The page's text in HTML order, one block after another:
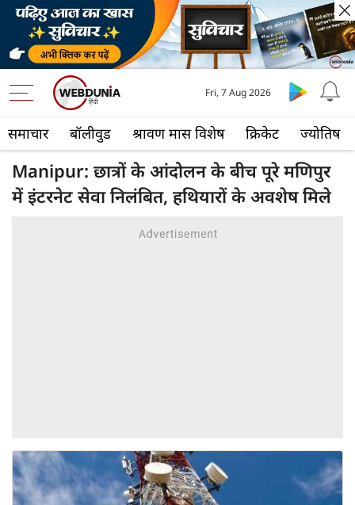
समाचार बॉलीवुड श्रावण मास विशेष क्रिकेट ज्योतिष
Fri, 7 Aug 2026
Manipur: छात्रों के आंदोलन के बीच पूरे मणिपुर
में इंटरनेट सेवा निलंबित, हथियारों के अवशेष मिले